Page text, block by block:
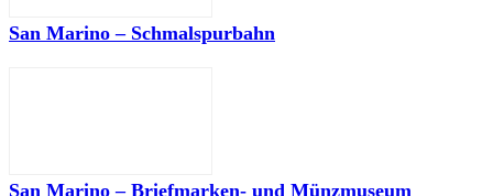
San Marino – Schmalspurbahn
San Marino – Briefmarken- und Münzmuseum